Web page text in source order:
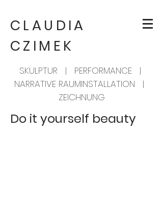
CLAUDIA
CZIMEK
SKULPTUR | PERFORMANCE |
NARRATIVE RAUMINSTALLATION |
ZEICHNUNG
Do it yourself beauty